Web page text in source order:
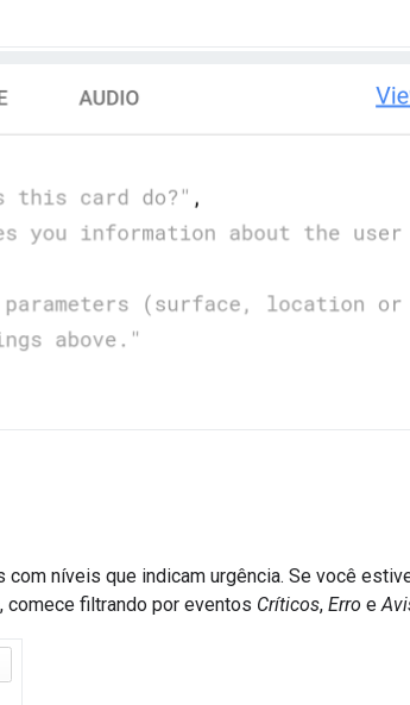
níveis que indicam urgência. Se você
comece filtrando por eventos Críticos, Erro e